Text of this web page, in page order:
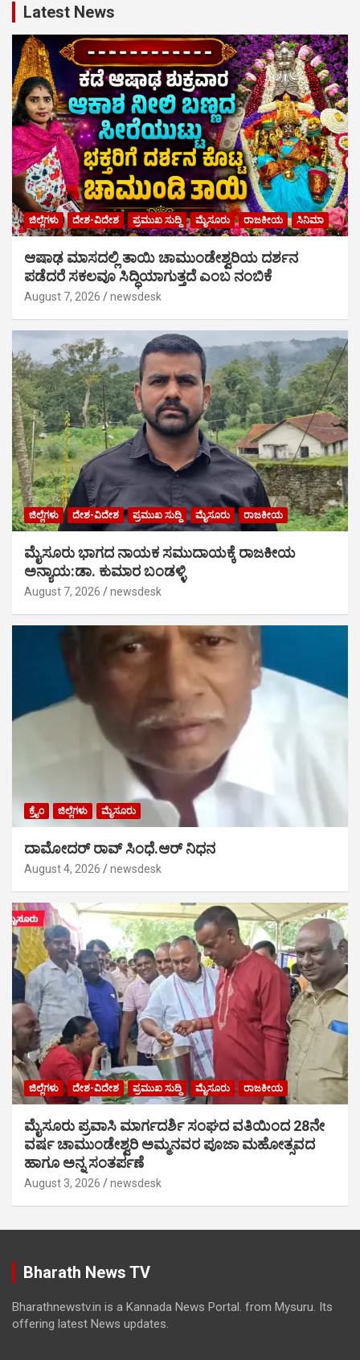
Latest News
ಜಿಲ್ಲೆಗಳು ದೇಶ-ವಿದೇಶ ಪ್ರಮುಖ ಸುದ್ದಿ ಮೈಸೂರು ರಾಜಕೀಯ ಸಿನಿಮಾ
ಆಷಾಢ ಮಾಸದಲ್ಲಿ ತಾಯಿ ಚಾಮುಂಡೇಶ್ವರಿಯ ದರ್ಶನ
ಪಡೆದರೆ ಸಕಲವೂ ಸಿದ್ಧಿಯಾಗುತ್ತದೆ ಎಂಬ ನಂಬಿಕೆ
August 7, 2026 newsdesk
ಜಿಲ್ಲೆಗಳು ದೇಶ-ವಿದೇಶ ಪ್ರಮುಖ ಸುದ್ದಿ ಮೈಸೂರು ರಾಜಕೀಯ
ಮೈಸೂರು ಭಾಗದ ನಾಯಕ ಸಮುದಾಯಕ್ಕೆ ರಾಜಕೀಯ
ಅನ್ಯಾಯ:ಡಾ. ಕುಮಾರ ಬಂಡಳ್ಳಿ
August 7, 2026 newsdesk
ಕ್ರೈಂ ಜಿಲ್ಲೆಗಳು ಮೈಸೂರು
ದಾಮೋದರ್ ರಾವ್ ಸಿಂಧೆ.ಆರ್ ನಿಧನ
August 4, 2026 newsdesk
ಜಿಲ್ಲೆಗಳು ದೇಶ-ವಿದೇಶ ಪ್ರಮುಖ ಸುದ್ದಿ ಮೈಸೂರು ರಾಜಕೀಯ
ಮೈಸೂರು ಪ್ರವಾಸಿ ಮಾರ್ಗದರ್ಶಿ ಸಂಘದ ವತಿಯಿಂದ 28ನೇ
ವರ್ಷ ಚಾಮುಂಡೇಶ್ವರಿ ಅಮ್ಮನವರ ಪೂಜಾ ಮಹೋತ್ಸವದ
ಹಾಗೂ ಅನ್ನ ಸಂತರ್ಪಣೆ
August 3, 2026 newsdesk
Bharath News TV
Bharathnewstv.in is a Kannada News Portal. from Mysuru. Its
offering latest News updates.